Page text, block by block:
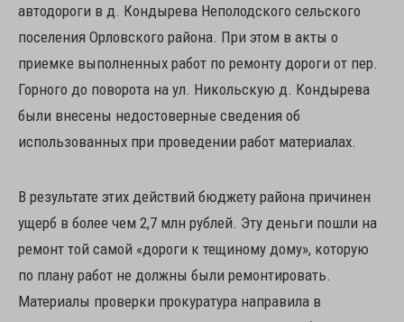
автодороги в д. Кондырева Неполодского сельского
поселения Орловского района. При этом в акты о
приемке выполненных работ по ремонту дороги от пер.
Горного до поворота на ул. Никольскую д. Кондырева
были внесены недостоверные сведения об
использованных при проведении работ материалах.
В результате этих действий бюджету района причинен
ущерб в более чем 2,7 млн рублей. Эту деньги пошли на
ремонт той самой «дороги к тещиному дому», которую
по плану работ не должны были ремонтировать.
Материалы проверки прокуратура направила в